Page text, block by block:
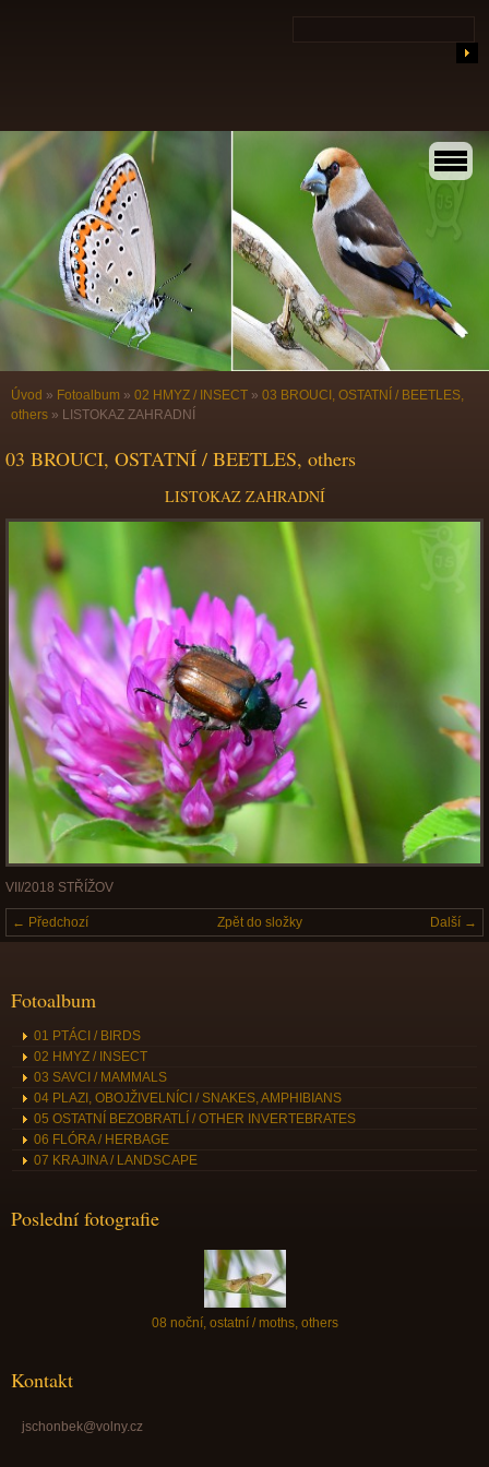
Úvod » Fotoalbum » 02 HMYZ / INSECT » 03 BROUCI, OSTATNÍ / BEETLES,
others » LISTOKAZ ZAHRADNÍ
03 BROUCI, OSTATNÍ / BEETLES, others
LISTOKAZ ZAHRADNÍ
VII/2018 STŘÍŽOV
← Předchozí Další →
Zpět do složky
Fotoalbum
01 PTÁCI / BIRDS
02 HMYZ / INSECT
03 SAVCI / MAMMALS
04 PLAZI, OBOJŽIVELNÍCI / SNAKES, AMPHIBIANS
05 OSTATNÍ BEZOBRATLÍ / OTHER INVERTEBRATES
06 FLÓRA / HERBAGE
07 KRAJINA / LANDSCAPE
Poslední fotografie
08 noční, ostatní / moths, others
Kontakt
jschonbek@volny.cz